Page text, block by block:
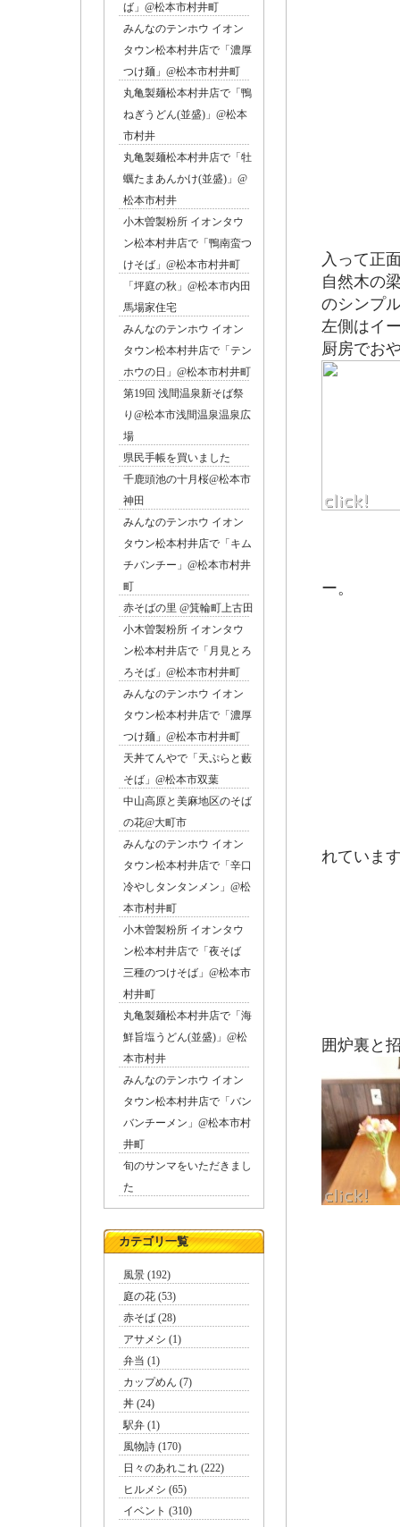
ば」@松本市村井町
みんなのテンホウ イオン
タウン松本村井店で「濃厚
つけ麺」@松本市村井町
丸亀製麺松本村井店で「鴨
ねぎうどん(並盛)」@松本
市村井
丸亀製麺松本村井店で「牡
蠣たまあんかけ(並盛)」@
松本市村井
小木曽製粉所 イオンタウ
ン松本村井店で「鴨南蛮つ
けそば」@松本市村井町
「坪庭の秋」@松本市内田
馬場家住宅
みんなのテンホウ イオン
タウン松本村井店で「テン
ホウの日」@松本市村井町
第19回 浅間温泉新そば祭
り@松本市浅間温泉温泉広
場
県民手帳を買いました
千鹿頭池の十月桜@松本市
神田
みんなのテンホウ イオン
タウン松本村井店で「キム
チバンチー」@松本市村井
町
赤そばの里 @箕輪町上古田
小木曽製粉所 イオンタウ
ン松本村井店で「月見とろ
ろそば」@松本市村井町
みんなのテンホウ イオン
タウン松本村井店で「濃厚
つけ麺」@松本市村井町
天丼てんやで「天ぷらと藪
そば」@松本市双葉
中山高原と美麻地区のそば
の花@大町市
みんなのテンホウ イオン
タウン松本村井店で「辛口
冷やしタンタンメン」@松
本市村井町
小木曽製粉所 イオンタウ
ン松本村井店で「夜そば
三種のつけそば」@松本市
村井町
丸亀製麺松本村井店で「海
鮮旨塩うどん(並盛)」@松
本市村井
みんなのテンホウ イオン
タウン松本村井店で「バン
バンチーメン」@松本市村
井町
旬のサンマをいただきまし
た
カテゴリ一覧
風景 (192)
庭の花 (53)
赤そば (28)
アサメシ (1)
弁当 (1)
カップめん (7)
丼 (24)
駅弁 (1)
風物詩 (170)
日々のあれこれ (222)
ヒルメシ (65)
イベント (310)
入って正
自然木の
のシンプ
左側はイ
厨房でお
ー。
れていま
囲炉裏と